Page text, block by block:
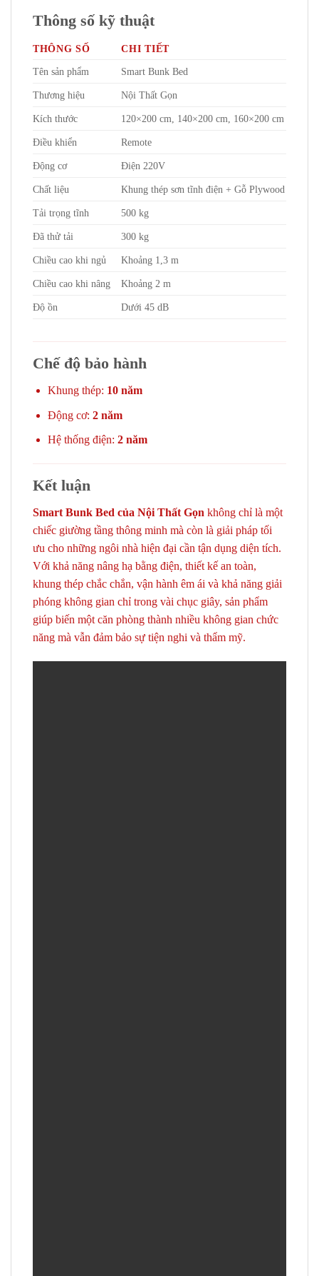
Thông số kỹ thuật
THÔNG SỐ
CHI TIẾT
Tên sản phẩm
Smart Bunk Bed
Thương hiệu Nội Thất Gọn
Kích thước 120×200 cm, 140×200 cm, 160×200 cm
Điều khiển Remote
Động cơ Điện 220V
Chất liệu Khung thép sơn tĩnh điện + Gỗ Plywood
Tải trọng tĩnh 500 kg
Đã thử tải 300 kg
Chiều cao khi ngủ Khoảng 1,3 m
Chiều cao khi nâng Khoảng 2 m
Độ ồn Dưới 45 dB
Chế độ bảo hành
Khung thép: 10 năm
Động cơ: 2 năm
Hệ thống điện: 2 năm
Kết luận
Smart Bunk Bed của Nội Thất Gọn không chỉ là một
chiếc giường tầng thông minh mà còn là giải pháp tối
ưu cho những ngôi nhà hiện đại cần tận dụng diện tích.
Với khả năng nâng hạ bằng điện, thiết kế an toàn,
khung thép chắc chắn, vận hành êm ái và khả năng giải
phóng không gian chỉ trong vài chục giây, sản phẩm
giúp biến một căn phòng thành nhiều không gian chức
năng mà vẫn đảm bảo sự tiện nghi và thẩm mỹ.